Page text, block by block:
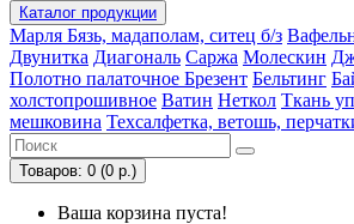
Каталог продукции
Марля Бязь, мадаполам, ситец б/з
Двунитка Диагональ Саржа Молескин
Полотно палаточное Брезент Бельтинг
холстопрошивное Ватин Неткол Ткань
мешковина Техсалфетка, ветошь,
Товаров: 0 (0 р.)
Ваша корзина пуста!